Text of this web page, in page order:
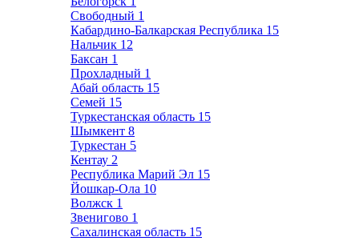
Свободный 1
Кабардино-Балкарская Республика 15
Нальчик 12
Баксан 1
Прохладный 1
Абай область 15
Семей 15
Туркестанская область 15
Шымкент 8
Туркестан 5
Кентау 2
Республика Марий Эл 15
Йошкар-Ола 10
Волжск 1
Звенигово 1
Сахалинская область 15